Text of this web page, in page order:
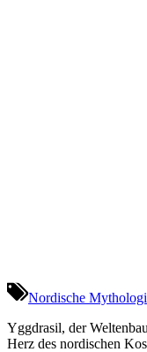
Nordische
Yggdrasil, der
Herz des nordischen